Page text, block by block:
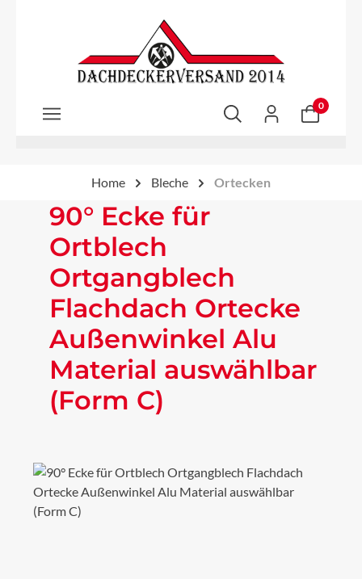
Zum Hauptinhalt springen
0
Home Bleche Ortecken
90° Ecke für
Ortblech
Ortgangblech
Flachdach Ortecke
Außenwinkel Alu
Material auswählbar
(Form C)
Bildergalerie überspringen